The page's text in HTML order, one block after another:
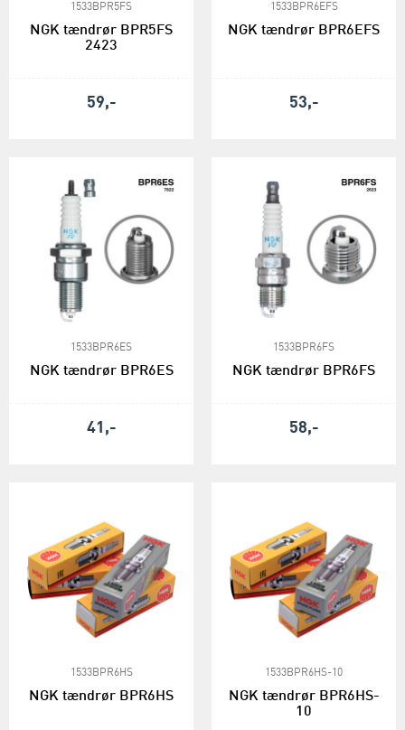
1533BPR5FS
NGK tændrør BPR5FS
2423
59,-
1533BPR6EFS
NGK tændrør BPR6EFS
53,-
1533BPR6ES
NGK tændrør BPR6ES
41,-
1533BPR6FS
NGK tændrør BPR6FS
58,-
1533BPR6HS
NGK tændrør BPR6HS
1533BPR6HS-10
NGK tændrør BPR6HS-
10